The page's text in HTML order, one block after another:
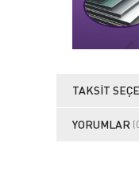
TAKSIT
YORUMLAR